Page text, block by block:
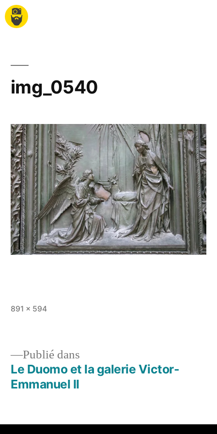
img_0540
891 × 594
Publié dans
Le Duomo et la galerie Victor-
Emmanuel II